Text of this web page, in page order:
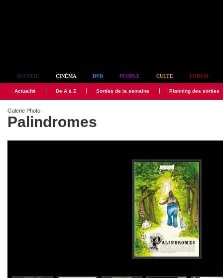
ACCUEIL CINÉMA DVD PEOPLE CULTE FORUM
Actualité De A à Z Sorties de la semaine Planning des sorties
Galerie Photo
Palindromes